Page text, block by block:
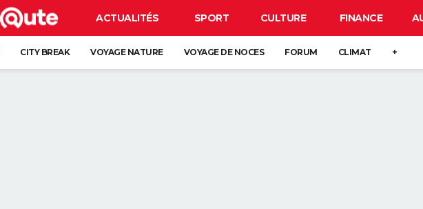
ACTUALITÉS SPORT CULTURE FINANCE
CITY BREAK VOYAGE NATURE VOYAGE DE NOCES FORUM CLIMAT +